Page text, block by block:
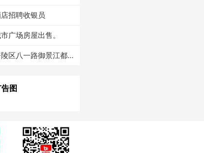
招聘收银员
广场房屋出售。
区八一路御景江都一
图